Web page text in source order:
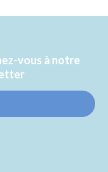
vous à notre